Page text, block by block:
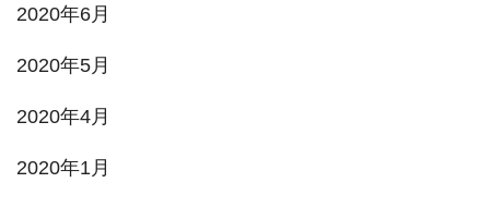
2020年6月
2020年5月
2020年4月
2020年1月